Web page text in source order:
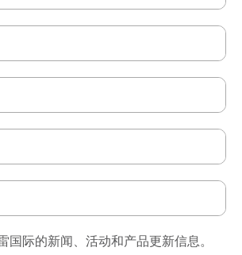
国际的新闻、活动和产品更新信息。